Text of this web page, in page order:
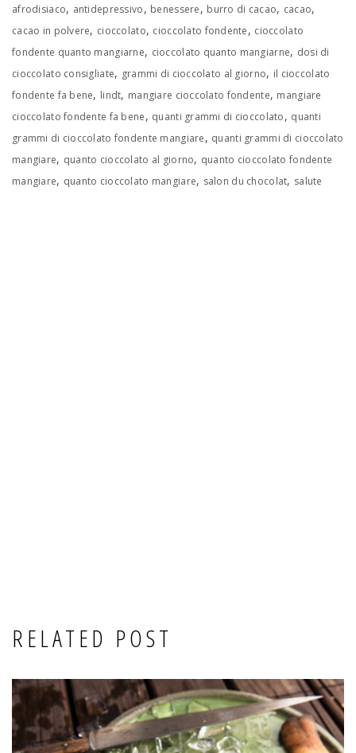
afrodisiaco, antidepressivo, benessere, burro di cacao, cacao,
cacao in polvere, cioccolato, cioccolato fondente, cioccolato
fondente quanto mangiarne, cioccolato quanto mangiarne, dosi di
cioccolato consigliate, grammi di cioccolato al giorno, il cioccolato
fondente fa bene, lindt, mangiare cioccolato fondente, mangiare
cioccolato fondente fa bene, quanti grammi di cioccolato, quanti
grammi di cioccolato fondente mangiare, quanti grammi di cioccolato
mangiare, quanto cioccolato al giorno, quanto cioccolato fondente
mangiare, quanto cioccolato mangiare, salon du chocolat, salute
RELATED POST